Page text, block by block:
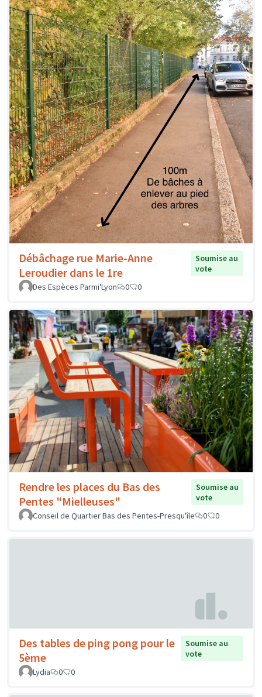
Débâchage rue Marie-Anne
Leroudier dans le 1re
Soumise au
vote
Des Espèces Parmi'Lyon
0 0
Rendre les places du Bas des
Pentes "Mielleuses"
Soumise au
vote
Conseil de Quartier Bas des Pentes-Presqu'île
0 0
Des tables de ping pong pour le
5ème
Soumise au
vote
Lydia
0 0